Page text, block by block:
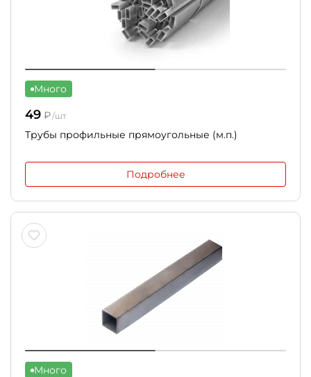
Много
49 ₽/шт
Трубы профильные прямоугольные (м.п.)
Подробнее
Много